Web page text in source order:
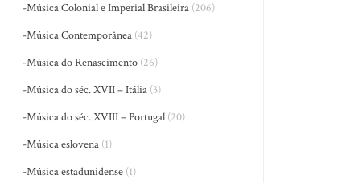
-Música Colonial e Imperial Brasileira (206)
-Música Contemporânea (42)
-Música do Renascimento (26)
-Música do séc. XVII – Itália (3)
-Música do séc. XVIII – Portugal (20)
-Música eslovena (1)
-Música estadunidense (1)